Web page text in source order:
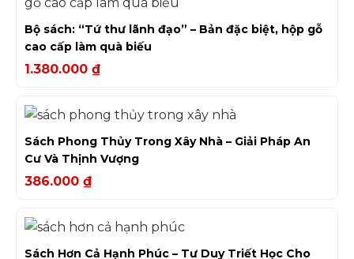
Bộ sách: “Tứ thư lãnh đạo” – Bản đặc biệt, hộp gỗ
cao cấp làm quà biếu
1.380.000 ₫
Sách Phong Thủy Trong Xây Nhà – Giải Pháp An
Cư Và Thịnh Vượng
386.000 ₫
Sách Hơn Cả Hạnh Phúc – Tư Duy Triết Học Cho